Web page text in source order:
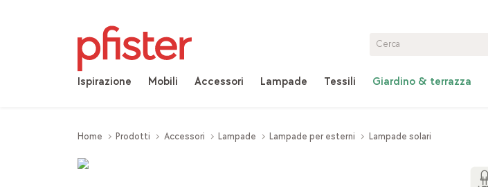
Ispirazione Mobili Accessori Lampade Tessili Giardino & terrazza
Home Prodotti Accessori Lampade Lampade per esterni Lampade solari